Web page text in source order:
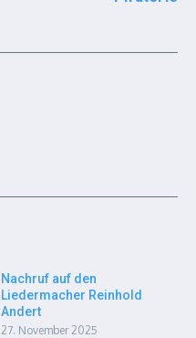
Nachruf auf den
Liedermacher Reinhold
Andert
27. November 2025